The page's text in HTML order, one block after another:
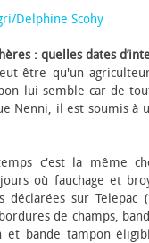
Delphine Scohy
: quelles dates
être qu'un
lui semble car de
Nenni, il est soumis à
c'est la même
où fauchage et
déclarées sur Telepac
de champs,
et bande tampon